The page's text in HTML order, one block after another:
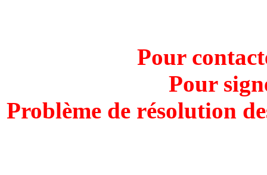
Pour
Pour
Problème de résolution